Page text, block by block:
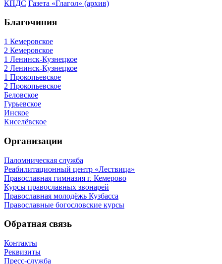
КПДС Газета «Глагол» (архив)
Благочиния
1 Кемеровское
2 Кемеровское
1 Ленинск-Кузнецкое
2 Ленинск-Кузнецкое
1 Прокопьевское
2 Прокопьевское
Беловское
Гурьевское
Инское
Киселёвское
Организации
Паломническая служба
Реабилитационный центр «Лествица»
Православная гимназия г. Кемерово
Курсы православных звонарей
Православная молодёжь Кузбасса
Православные богословские курсы
Обратная связь
Контакты
Реквизиты
Пресс-служба